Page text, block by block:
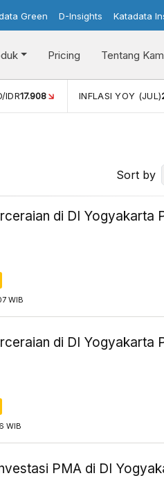
Green D-Insights Katadata
Pricing Tentang
IDR17.908 INFLASI YOY (JUL)
Sort by
di DI Yogyakarta
WIB
di DI Yogyakarta
WIB
PMA di DI